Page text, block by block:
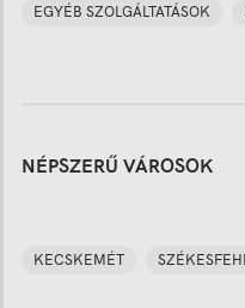
EGYÉB SZOLGÁLTATÁSOK
NÉPSZERŰ VÁROSOK
KECSKEMÉT